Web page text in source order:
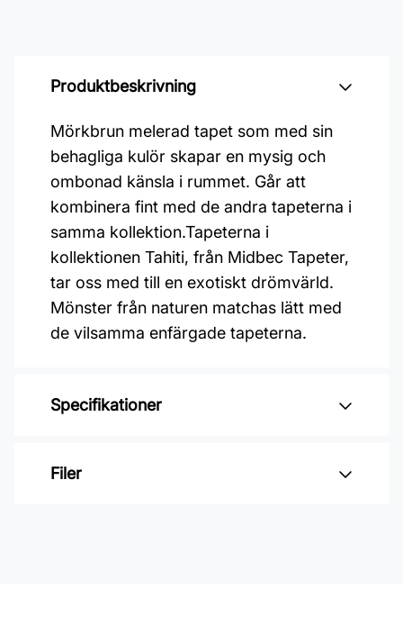
Produktbeskrivning
Mörkbrun melerad tapet som med sin
behagliga kulör skapar en mysig och
ombonad känsla i rummet. Går att
kombinera fint med de andra tapeterna i
samma kollektion.Tapeterna i
kollektionen Tahiti, från Midbec Tapeter,
tar oss med till en exotiskt drömvärld.
Mönster från naturen matchas lätt med
de vilsamma enfärgade tapeterna.
Specifikationer
Varumärke: Midbec Tapeter
Filer